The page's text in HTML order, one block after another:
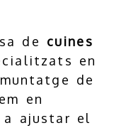
de cuines
en
de
en
a ajustar el